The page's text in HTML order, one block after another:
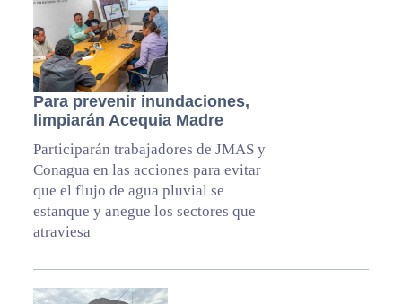
Para prevenir inundaciones,
limpiarán Acequia Madre
Participarán trabajadores de JMAS y
Conagua en las acciones para evitar
que el flujo de agua pluvial se
estanque y anegue los sectores que
atraviesa